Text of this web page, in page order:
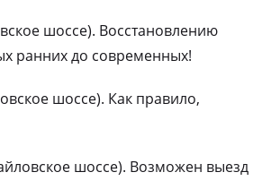
шоссе). Восстановлению
ранних до современных!
шоссе). Как правило,
шоссе). Возможен выезд